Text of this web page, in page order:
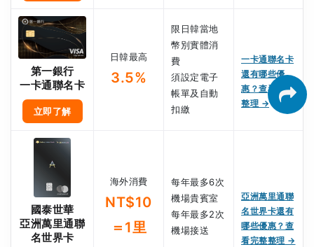
第一銀行
一卡通聯名卡
立即了解
日韓最高
3.5%
限日韓當地
幣別實體消
費
須設定電子
帳單及自動
扣繳
一卡通聯名卡
還有哪些優
惠？查看完整
整理 →
國泰世華
亞洲萬里通聯
名世界卡
海外消費
NT$10
＝1里
每年最多6次
機場貴賓室
每年最多2次
機場接送
亞洲萬里通聯
名世界卡還有
哪些優惠？查
看完整整理 →